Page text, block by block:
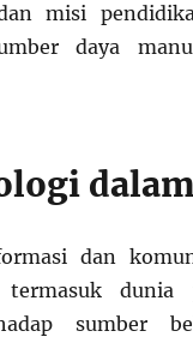
misi
daya
dan
dunia
sumber